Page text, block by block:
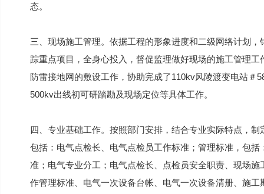
态。
三、现场施工管理。依据工程的形象进度和二级网络计划
踪重点项目，全身心投入，督促监理做好现场的施工管理
防雷接地网的敷设工作，协助完成了110kv风陵渡变电站＃
500kv出线初可研踏勘及现场定位等具体工作。
四、专业基础工作。按照部门安排，结合专业实际特点，
包括：电气点检长、电气点检员工作标准；管理标准，包
准；电气专业分工；电气点检长、点检员安全职责、现场
作管理标准、电气一次设备台帐、电气一次设备清册、施